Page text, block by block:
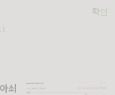
확인
!
쇠